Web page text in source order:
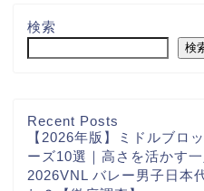
検索
検
Recent Posts
【2026年版】ミドルブロ
ーズ10選｜高さを活かす
2026VNL バレー男子日本